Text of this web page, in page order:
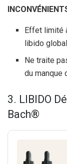
Effet limité
libido
Ne traite
du manque
3. LIBIDO
Bach®